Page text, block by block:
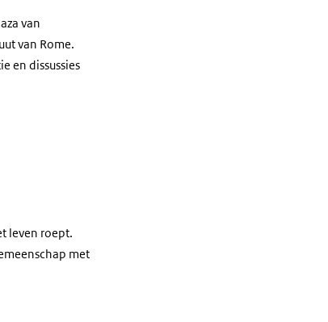
van
van Rome.
en dissussies
leven roept.
met